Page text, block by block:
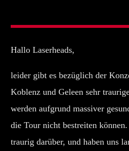
Hallo Laserheads,
leider gibt es bezüglich der
Koblenz und Geleen sehr
werden aufgrund massiver
die Tour nicht bestreiten
traurig darüber, und haben uns